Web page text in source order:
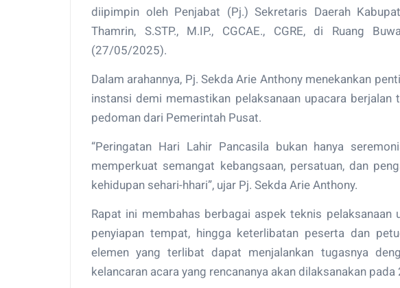
diipimpin oleh Penjabat (Pj.) Sekretaris Daerah
Thamrin, S.STP., M.IP., CGCAE., CGRE, di Ruang
(27/05/2025).
Dalam arahannya, Pj. Sekda Arie Anthony menekankan
instansi demi memastikan pelaksanaan upacara berjalan
pedoman dari Pemerintah Pusat.
“Peringatan Hari Lahir Pancasila bukan hanya
memperkuat semangat kebangsaan, persatuan, dan
kehidupan sehari-hhari”, ujar Pj. Sekda Arie Anthony.
Rapat ini membahas berbagai aspek teknis pelaksanaan
penyiapan tempat, hingga keterlibatan peserta dan
elemen yang terlibat dapat menjalankan tugasnya
kelancaran acara yang rencananya akan dilaksanakan